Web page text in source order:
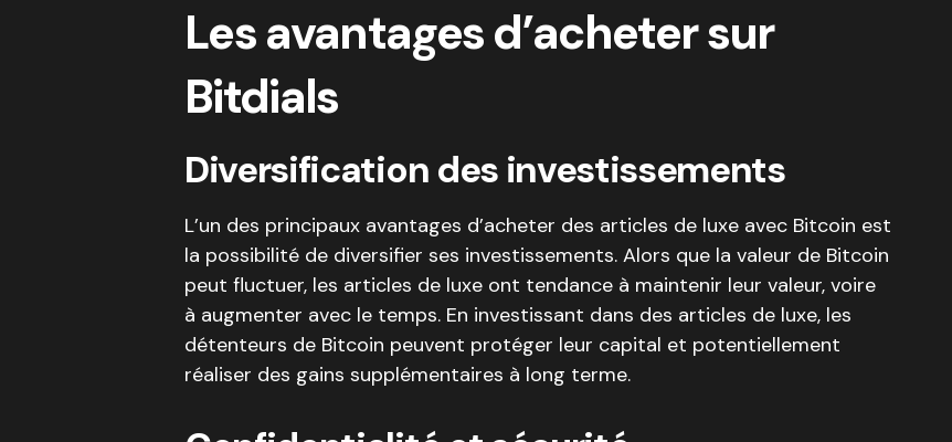
Les avantages d’acheter sur
Bitdials
Diversification des investissements
L’un des principaux avantages d’acheter des articles de luxe avec Bitcoin est
la possibilité de diversifier ses investissements. Alors que la valeur de Bitcoin
peut fluctuer, les articles de luxe ont tendance à maintenir leur valeur, voire
à augmenter avec le temps. En investissant dans des articles de luxe, les
détenteurs de Bitcoin peuvent protéger leur capital et potentiellement
réaliser des gains supplémentaires à long terme.